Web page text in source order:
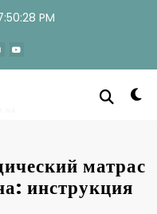
PM
матрас
инструкция